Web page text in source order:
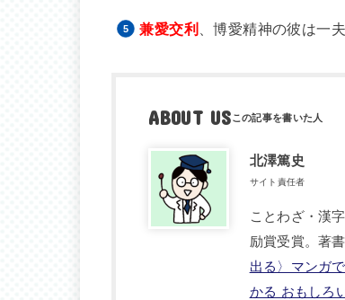
兼愛交利 、博愛精神の彼は一
ABOUT US
北澤篤史
サイト責任者
ことわざ・漢
励賞受賞。著
出る〉マンガ
かる おもしろ